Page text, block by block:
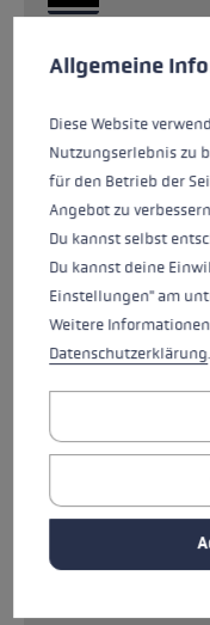
Ersatzsegment
Stöcke.
Rohrmaterial:
Cookie preferences
This website uses
Allgemeine
Diese Website
Nutzungserlebnis zu
für den Betrieb der
Angebot zu
Du kannst selbst
Du kannst deine
Einstellungen" am
Weitere
Datenschutzerklärung.